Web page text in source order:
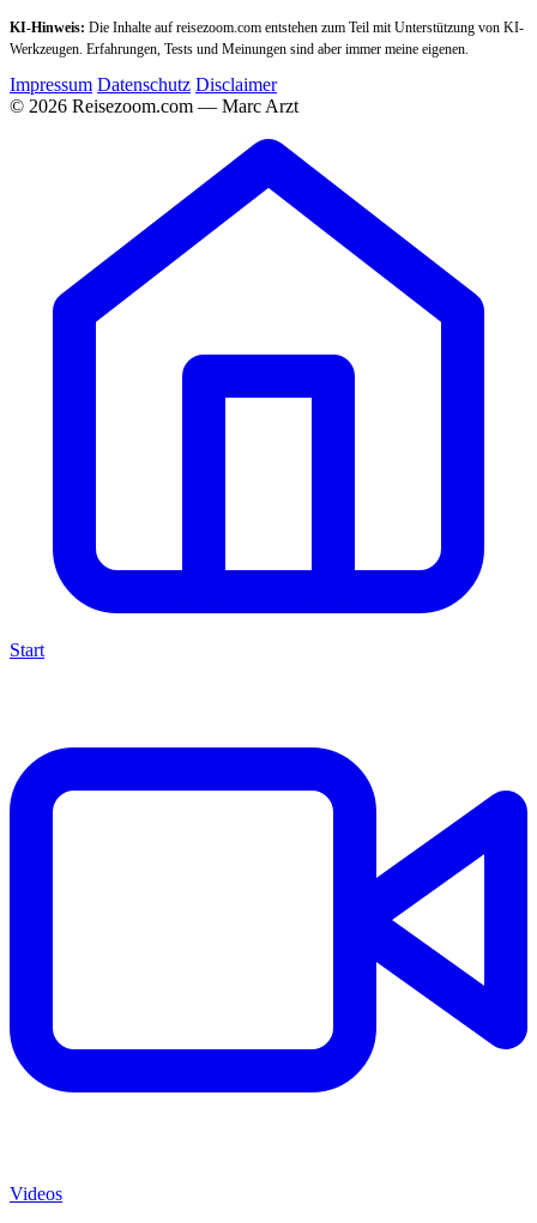
KI-Hinweis: Die Inhalte auf reisezoom.com entstehen zum Teil mit Unterstützung von KI-
Werkzeugen. Erfahrungen, Tests und Meinungen sind aber immer meine eigenen.
Impressum Datenschutz Disclaimer
© 2026 Reisezoom.com — Marc Arzt
Start
Videos